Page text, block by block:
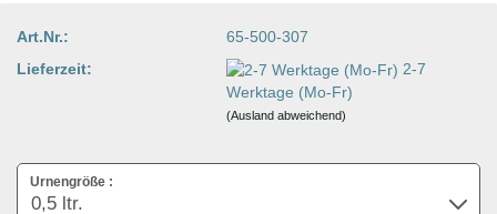
Art.Nr.:
65-500-307
Lieferzeit:
2-7
Werktage (Mo-Fr)
(Ausland abweichend)
Urnengröße :